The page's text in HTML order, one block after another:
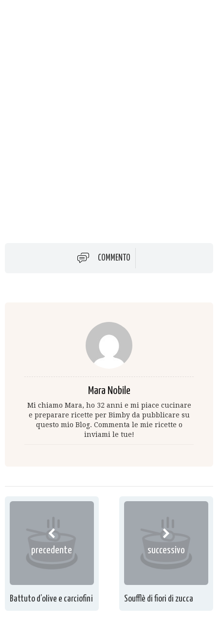
COMMENTO
Mara Nobile
Mi chiamo Mara, ho 32 anni e mi piace cucinare
e preparare ricette per Bimby da pubblicare su
questo mio Blog. Commenta le mie ricette o
inviami le tue!
precedente
Battuto d’olive e carciofini
successivo
Soufflè di fiori di zucca